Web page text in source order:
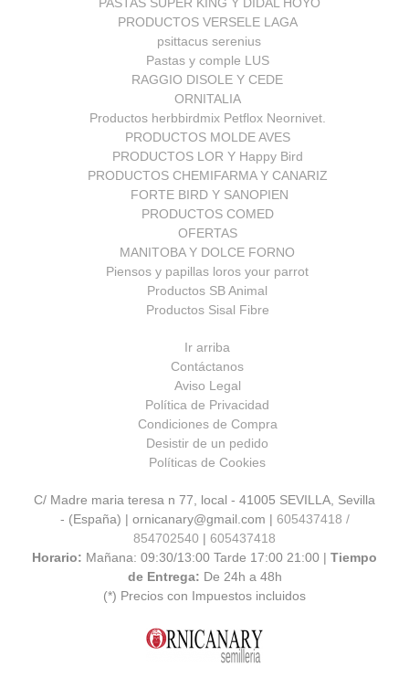
PRODUCTOS VERSELE LAGA
psittacus serenius
Pastas y comple LUS
RAGGIO DISOLE Y CEDE
ORNITALIA
Productos herbbirdmix Petflox Neornivet.
PRODUCTOS MOLDE AVES
PRODUCTOS LOR Y Happy Bird
PRODUCTOS CHEMIFARMA Y CANARIZ
FORTE BIRD Y SANOPIEN
PRODUCTOS COMED
OFERTAS
MANITOBA Y DOLCE FORNO
Piensos y papillas loros your parrot
Productos SB Animal
Productos Sisal Fibre
Ir arriba
Contáctanos
Aviso Legal
Política de Privacidad
Condiciones de Compra
Desistir de un pedido
Políticas de Cookies
C/ Madre maria teresa n 77, local - 41005 SEVILLA, Sevilla
- (España) | ornicanary@gmail.com | 605437418 /
854702540 | 605437418
Horario: Mañana: 09:30/13:00 Tarde 17:00 21:00 | Tiempo
de Entrega: De 24h a 48h
(*) Precios con Impuestos incluidos